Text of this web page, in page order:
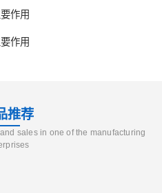
作用
作用
推荐
sales in one of the manufacturing